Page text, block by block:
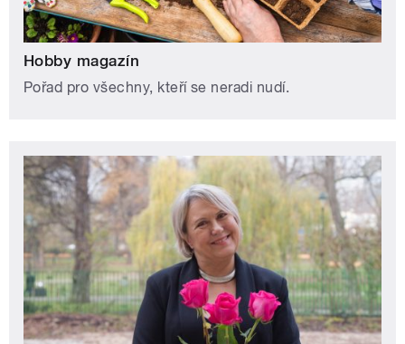
Hobby magazín
Pořad pro všechny, kteří se neradi nudí.